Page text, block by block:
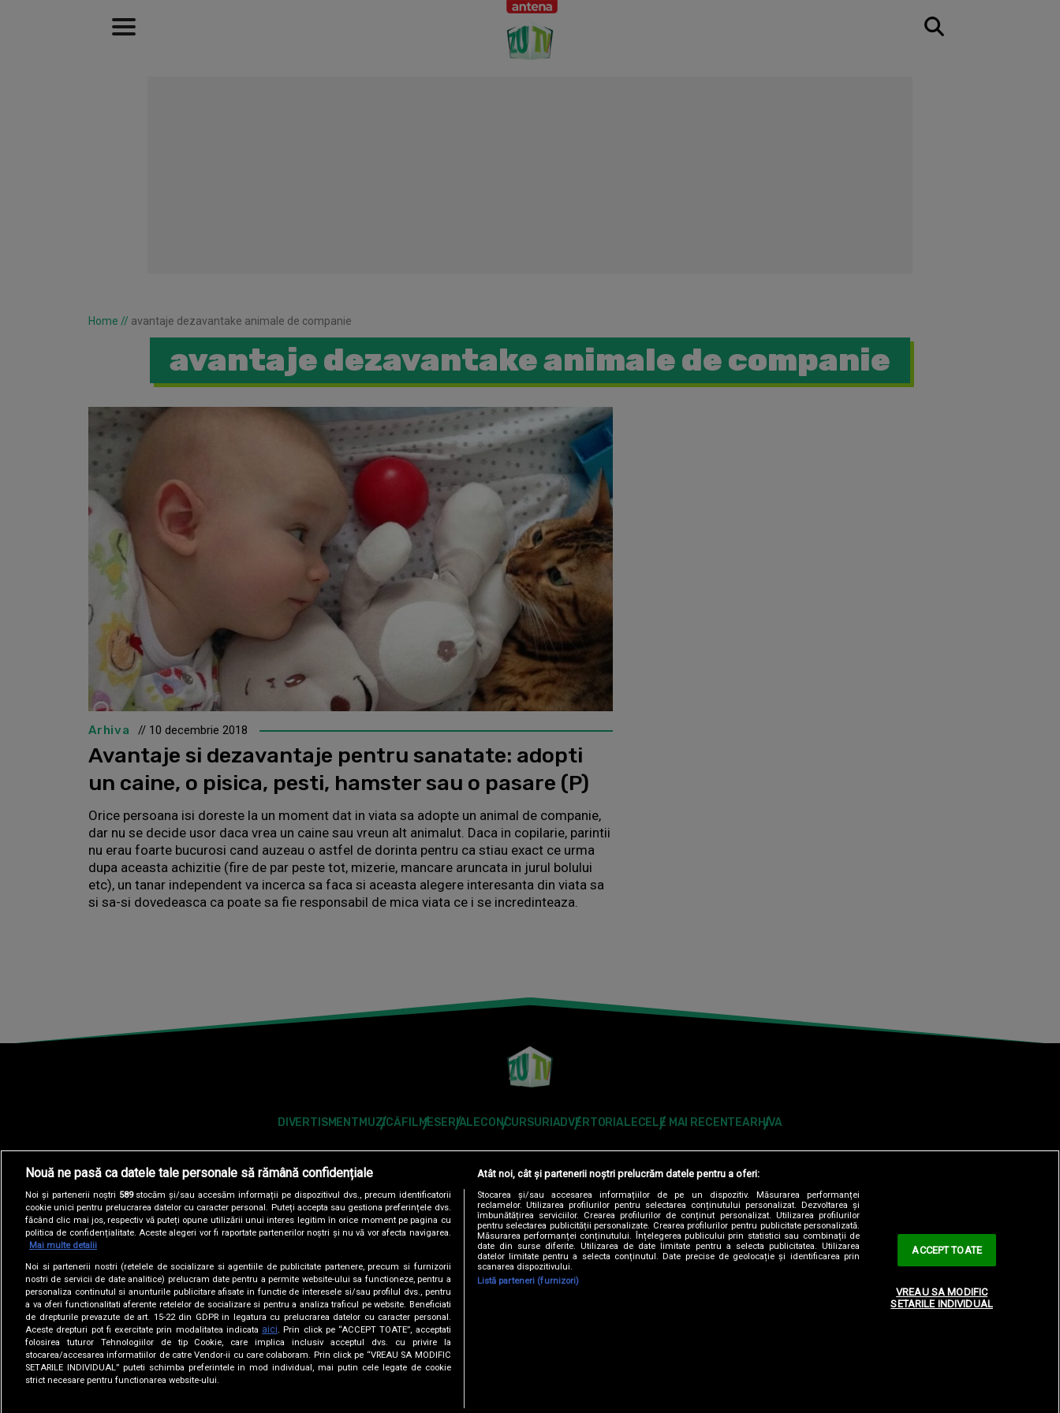
Home // avantaje dezavantake animale de companie
avantaje dezavantake animale de companie
Arhiva // 10 decembrie 2018
Avantaje si dezavantaje pentru sanatate: adopti
un caine, o pisica, pesti, hamster sau o pasare (P)
Orice persoana isi doreste la un moment dat in viata sa adopte un animal de companie,
dar nu se decide usor daca vrea un caine sau vreun alt animalut. Daca in copilarie, parintii
nu erau foarte bucurosi cand auzeau o astfel de dorinta pentru ca stiau exact ce urma
dupa aceasta achizitie (fire de par peste tot, mizerie, mancare aruncata in jurul bolului
etc), un tanar independent va incerca sa faca si aceasta alegere interesanta din viata sa
si sa-si dovedeasca ca poate sa fie responsabil de mica viata ce i se incredinteaza.
DIVERTISMENT MUZICĂFILMESERIALECONCURSURI ADVERTORIALECELE MAI RECENTEARHIVA
Follow us:
POLITICA DE COOKIESPOLITICA DE CONFIDENTIALITATEANTENA TV GROUP S.A. – DATE COMPANIE CONTACT
SITE-URI ANTENA GROUPA1.ROANTENASTARS.ROAS.ROCATINE.RO SPYNEWS.ROTVHAPPY.RO
USEIT.RORETETEFELDEFEL.RO
Nouă ne pasă ca datele tale personale să rămână confidențiale
Noi și partenerii noștri 589stocăm și/sau accesăm informații pe dispozitivul dvs., precum identificatorii
cookie unici pentru prelucrarea datelor cu caracter personal. Puteți accepta sau gestiona preferințele dvs.
făcând clic mai jos, respectiv vă puteți opune utilizării unui interes legitim în orice moment pe pagina cu
politica de confidențialitate. Aceste alegeri vor fi raportate partenerilor noștri și nu vă vor afecta navigarea.
Mai multe detalii
Noi si partenerii nostri (retelele de socializare si agentiile de publicitate partenere, precum si furnizorii
nostri de servicii de date analitice) prelucram date pentru a permite website-ului sa functioneze, pentru a
personaliza continutul si anunturile publicitare afisate in functie de interesele si/sau profilul dvs., pentru
a va oferi functionalitati aferente retelelor de socializare si pentru a analiza traficul pe website. Beneficiati
de drepturile prevazute de art. 15-22 din GDPR in legatura cu prelucrarea datelor cu caracter personal.
Aceste drepturi pot fi exercitate prin modalitatea indicata aici. Prin click pe “ACCEPT TOATE”, acceptati
folosirea tuturor Tehnologiilor de tip Cookie, care implica inclusiv acceptul dvs. cu privire la
stocarea/accesarea informatiilor de catre Vendor-ii cu care colaboram. Prin click pe “VREAU SA MODIFIC
SETARILE INDIVIDUAL” puteti schimba preferintele in mod individual, mai putin cele legate de cookie
strict necesare pentru functionarea website-ului.
Atât noi, cât și partenerii noștri prelucrăm datele pentru a oferi:
Stocarea și/sau accesarea informațiilor de pe un dispozitiv. Măsurarea performanței
reclamelor. Utilizarea profilurilor pentru selectarea conținutului personalizat. Dezvoltarea și
îmbunătățirea serviciilor. Crearea profilurilor de conținut personalizat. Utilizarea profilurilor
pentru selectarea publicității personalizate. Crearea profilurilor pentru publicitate personalizată.
Măsurarea performanței conținutului. Înțelegerea publicului prin statistici sau combinații de
date din surse diferite. Utilizarea de date limitate pentru a selecta publicitatea. Utilizarea
datelor limitate pentru a selecta conținutul. Date precise de geolocație și identificarea prin
scanarea dispozitivului.
Listă parteneri (furnizori)
ACCEPT TOATE
VREAU SA MODIFIC
SETARILE INDIVIDUAL